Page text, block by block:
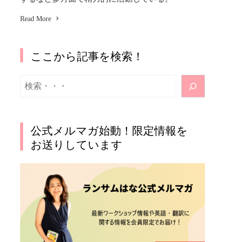
Read More
ここから記事を検索！
索
公式メルマガ始動！限定情報を
お送りしています